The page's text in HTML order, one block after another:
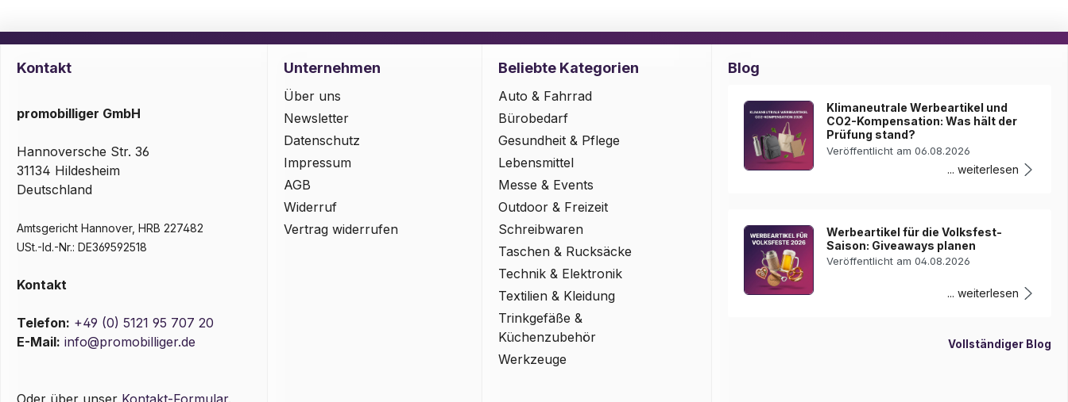
Kontakt
promobilliger GmbH
Hannoversche Str. 36
31134 Hildesheim
Deutschland
Amtsgericht Hannover, HRB 227482
USt.-Id.-Nr.: DE369592518
Kontakt
Telefon: +49 (0) 5121 95 707 20
E-Mail: info@promobilliger.de
Unternehmen
Über uns
Newsletter
Datenschutz
Impressum
AGB
Widerruf
Vertrag widerrufen
Beliebte Kategorien
Auto & Fahrrad
Bürobedarf
Gesundheit & Pflege
Lebensmittel
Messe & Events
Outdoor & Freizeit
Schreibwaren
Taschen & Rucksäcke
Technik & Elektronik
Textilien & Kleidung
Trinkgefäße &
Küchenzubehör
Werkzeuge
Blog
Klimaneutrale Werbeartikel und
CO2-Kompensation: Was hält der
Prüfung stand?
Veröffentlicht am 06.08.2026
... weiterlesen
Werbeartikel für die Volksfest-
Saison: Giveaways planen
Veröffentlicht am 04.08.2026
... weiterlesen
Vollständiger Blog